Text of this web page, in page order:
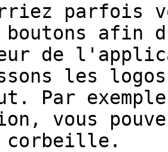
parfois
afin
de
les
Par
vous
corbeille.